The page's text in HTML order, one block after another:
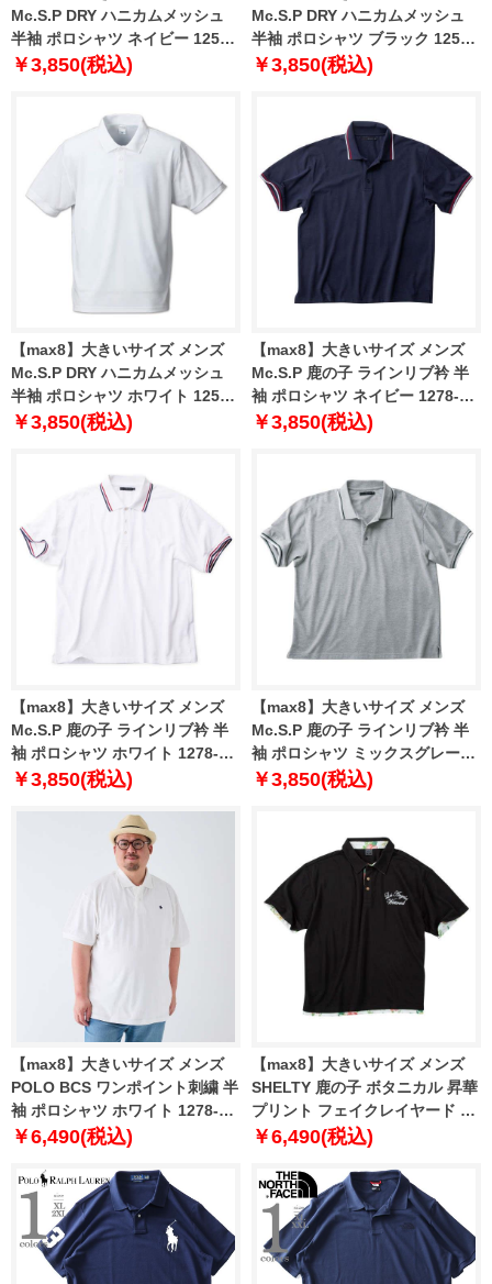
Mc.S.P DRY ハニカムメッシュ
半袖 ポロシャツ ネイビー 1258-
3230-3 3L 4L 5L 6L 8L 10L
￥3,850(税込)
Mc.S.P DRY ハニカムメッシュ
半袖 ポロシャツ ブラック 1258-
3230-2 3L 4L 5L 6L 8L 10L
￥3,850(税込)
【max8】大きいサイズ メンズ
Mc.S.P DRY ハニカムメッシュ
半袖 ポロシャツ ホワイト 1258-
3230-1 3L 4L 5L 6L 8L 10L
￥3,850(税込)
【max8】大きいサイズ メンズ
Mc.S.P 鹿の子 ラインリブ衿 半
袖 ポロシャツ ネイビー 1278-
4262-3 3L 4L 5L 6L 7L 8L
￥3,850(税込)
【max8】大きいサイズ メンズ
Mc.S.P 鹿の子 ラインリブ衿 半
袖 ポロシャツ ホワイト 1278-
4262-1 3L 4L 5L 6L 7L 8L
￥3,850(税込)
【max8】大きいサイズ メンズ
Mc.S.P 鹿の子 ラインリブ衿 半
袖 ポロシャツ ミックスグレー
1278-4262-4 3L 4L 5L 6L 7L 8L
￥3,850(税込)
【max8】大きいサイズ メンズ
POLO BCS ワンポイント刺繍 半
袖 ポロシャツ ホワイト 1278-
4274-1 3L 4L 5L 6L 8L
￥6,490(税込)
【max8】大きいサイズ メンズ
SHELTY 鹿の子 ボタニカル 昇華
プリント フェイクレイヤード 半
袖 ポロシャツ ブラック 1268-
￥6,490(税込)